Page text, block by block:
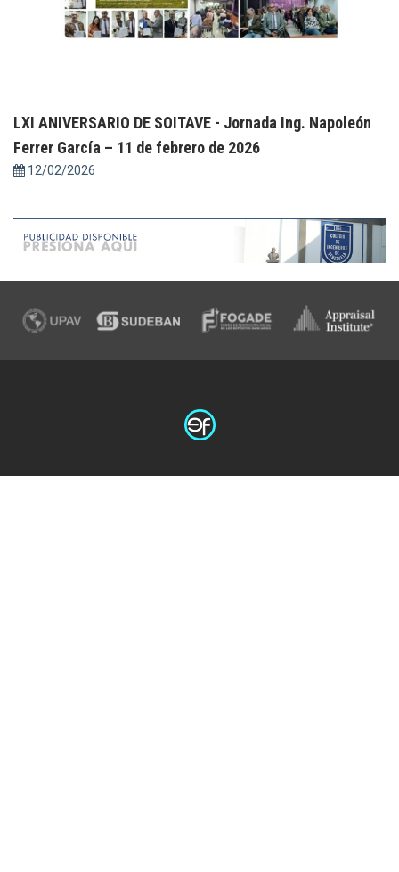
LXI ANIVERSARIO DE SOITAVE - Jornada Ing. Napoleón
Ferrer García – 11 de febrero de 2026
12/02/2026